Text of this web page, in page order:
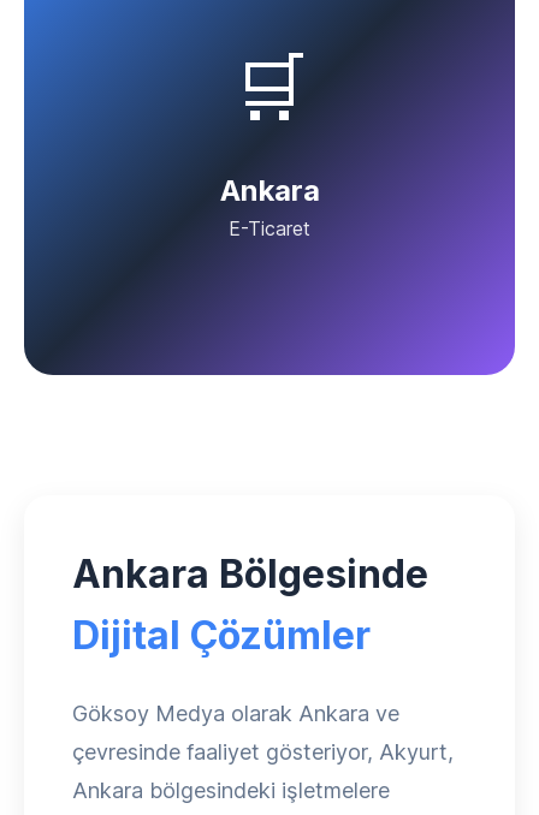
🛒
Ankara
E-Ticaret
Ankara Bölgesinde
Dijital Çözümler
Göksoy Medya olarak Ankara ve
çevresinde faaliyet gösteriyor, Akyurt,
Ankara bölgesindeki işletmelere